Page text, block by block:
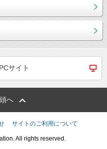
サイト
へ
サイトのご利用について
All rights reserved.